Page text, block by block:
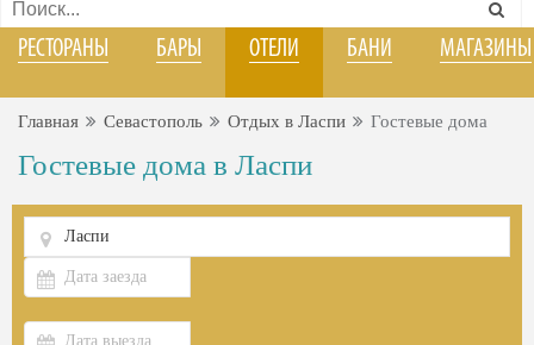
РЕСТОРАНЫ БАРЫ ОТЕЛИ БАНИ МАГАЗИНЫ
Главная Севастополь Отдых в Ласпи Гостевые дома
Гостевые дома в Ласпи